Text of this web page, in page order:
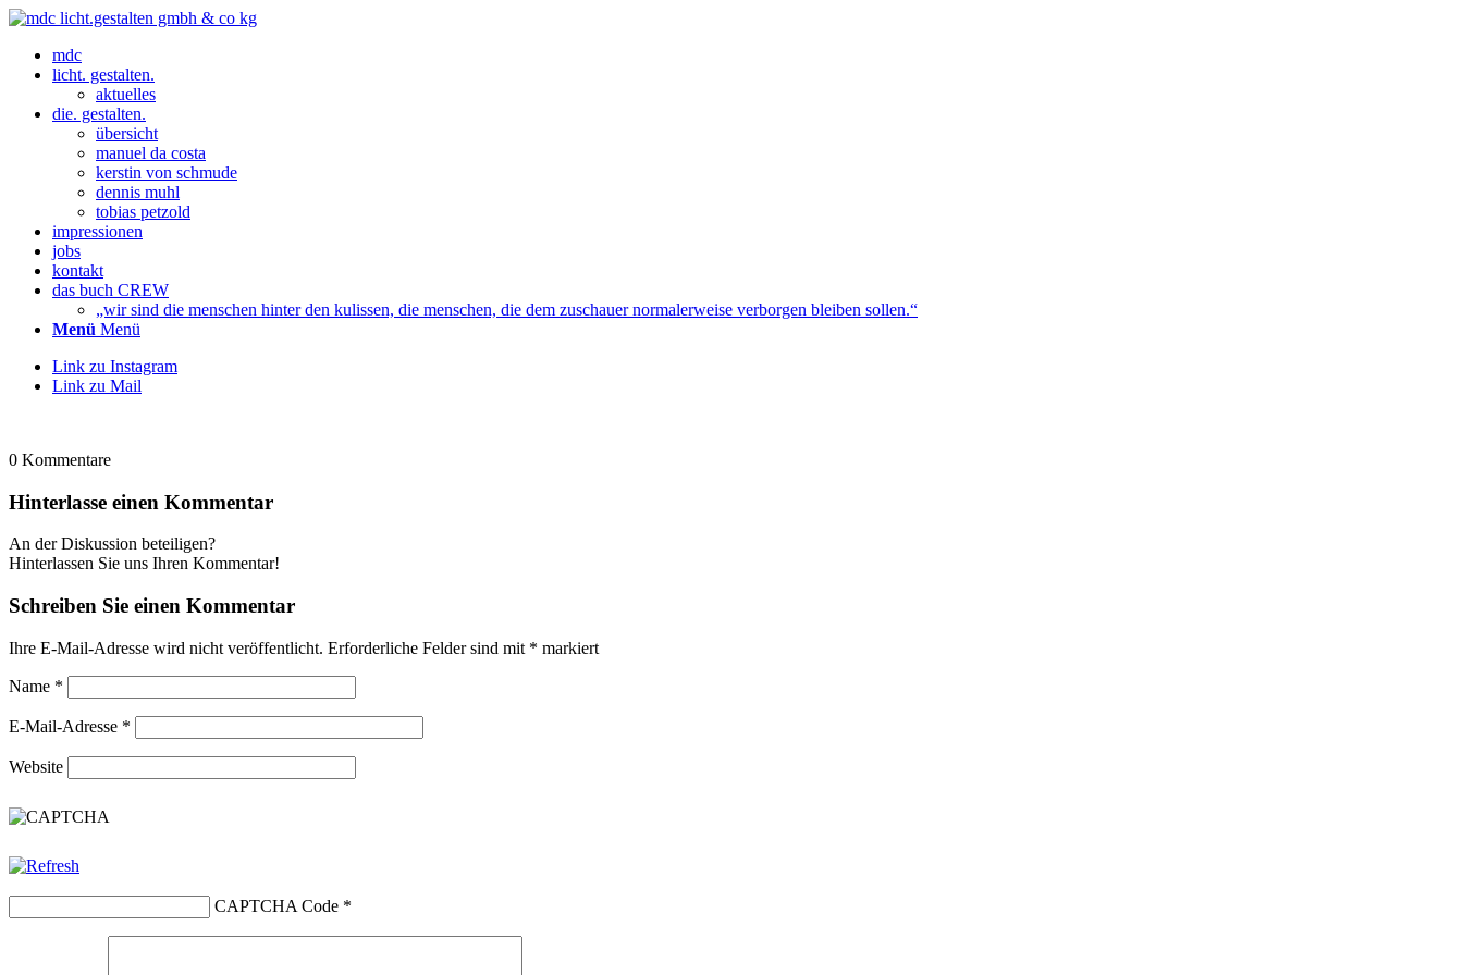
mdc
licht. gestalten.
aktuelles
die. gestalten.
übersicht
manuel da costa
kerstin von schmude
dennis muhl
tobias petzold
impressionen
jobs
kontakt
das buch CREW
„wir sind die menschen hinter den kulissen, die menschen, die dem zuschauer normalerweise verborgen bleiben sollen.“
Menü Menü
Link zu Instagram
Link zu Mail
0 Kommentare
Hinterlasse einen Kommentar
An der Diskussion beteiligen?
Hinterlassen Sie uns Ihren Kommentar!
Schreiben Sie einen Kommentar
Ihre E-Mail-Adresse wird nicht veröffentlicht. Erforderliche Felder sind mit * markiert
Name *
E-Mail-Adresse *
Website
CAPTCHA Code *